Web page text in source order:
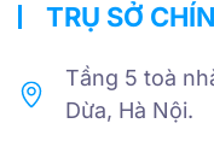
TRỤ SỞ
Tầng 5 toà
Dừa, Hà Nội.